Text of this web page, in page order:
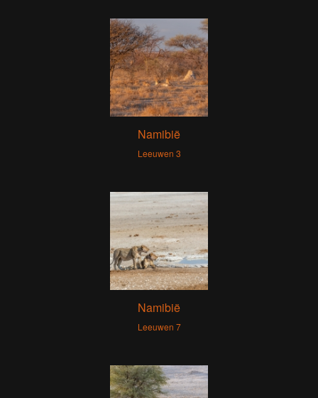
Namibië
Leeuwen 3
Namibië
Leeuwen 7